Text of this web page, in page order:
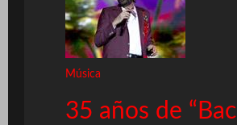
Música
35 años de